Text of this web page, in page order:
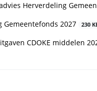
Herverdeling
Gemeentefonds 2027 230
CDOKE middelen